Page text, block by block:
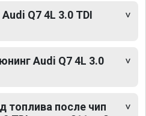
Q7 4L 3.0 TDI
Audi Q7 4L 3.0
топлива после чип